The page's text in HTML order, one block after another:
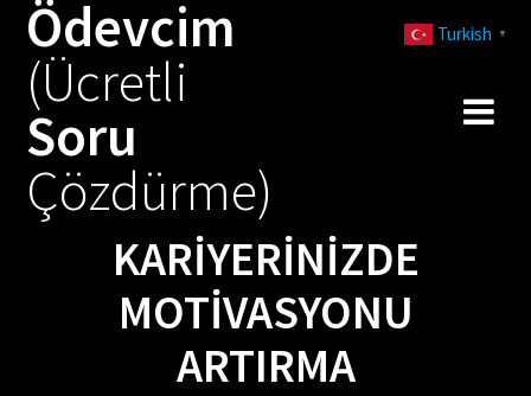
Ödevcim
(Ücretli
Soru
Çözdürme)
KARIYERINIZDE
MOTIVASYONU
ARTIRMA
Turkish ▼